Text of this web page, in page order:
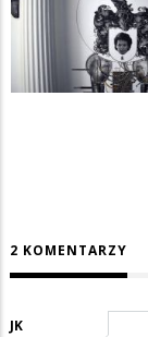
2 KOMENTARZY
JK